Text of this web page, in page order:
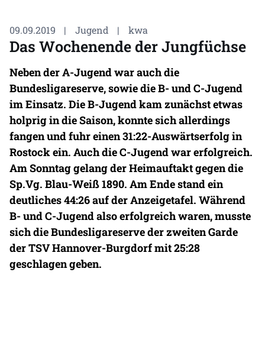
09.09.2019 | Jugend | kwa
Das Wochenende der Jungfüchse
Neben der A-Jugend war auch die
Bundesligareserve, sowie die B- und C-Jugend
im Einsatz. Die B-Jugend kam zunächst etwas
holprig in die Saison, konnte sich allerdings
fangen und fuhr einen 31:22-Auswärtserfolg in
Rostock ein. Auch die C-Jugend war erfolgreich.
Am Sonntag gelang der Heimauftakt gegen die
Sp.Vg. Blau-Weiß 1890. Am Ende stand ein
deutliches 44:26 auf der Anzeigetafel. Während
B- und C-Jugend also erfolgreich waren, musste
sich die Bundesligareserve der zweiten Garde
der TSV Hannover-Burgdorf mit 25:28
geschlagen geben.